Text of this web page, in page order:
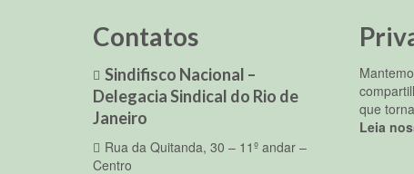
Contatos
Sindifisco Nacional –
Delegacia Sindical do Rio de
Janeiro
Rua da Quitanda, 30 – 11º andar –
Centro
que
Leia